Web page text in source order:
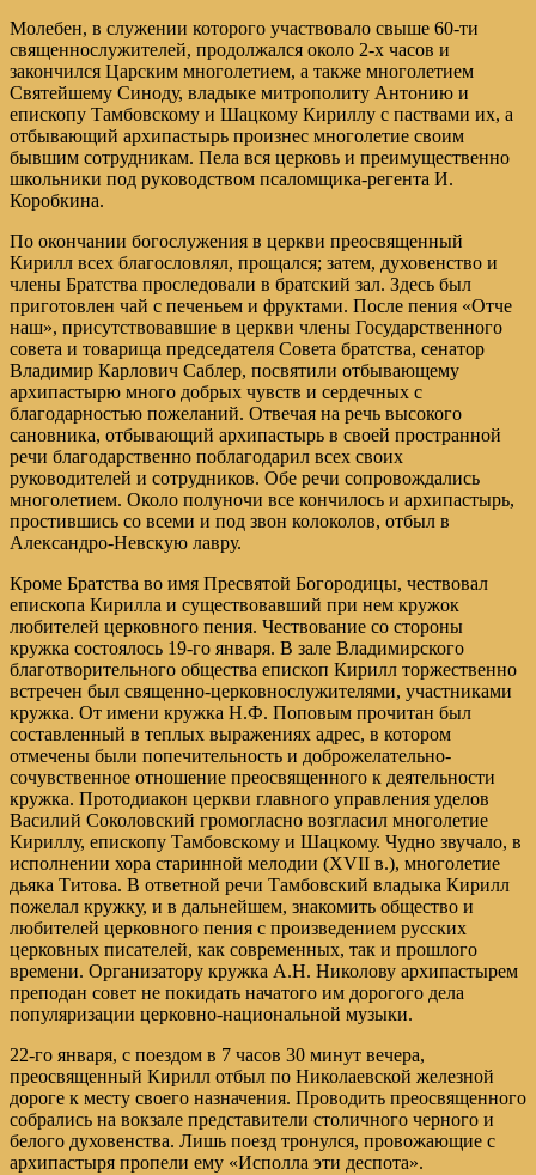
Молебен, в служении которого участвовало свыше 60-ти
священнослужителей, продолжался около 2-х часов и
закончился Царским многолетием, а также многолетием
Святейшему Синоду, владыке митрополиту Антонию и
епископу Тамбовскому и Шацкому Кириллу с паствами их, а
отбывающий архипастырь произнес многолетие своим
бывшим сотрудникам. Пела вся церковь и преимущественно
школьники под руководством псаломщика-регента И.
Коробкина.
По окончании богослужения в церкви преосвященный
Кирилл всех благословлял, прощался; затем, духовенство и
члены Братства проследовали в братский зал. Здесь был
приготовлен чай с печеньем и фруктами. После пения «Отче
наш», присутствовавшие в церкви члены Государственного
совета и товарища председателя Совета братства, сенатор
Владимир Карлович Саблер, посвятили отбывающему
архипастырю много добрых чувств и сердечных с
благодарностью пожеланий. Отвечая на речь высокого
сановника, отбывающий архипастырь в своей пространной
речи благодарственно поблагодарил всех своих
руководителей и сотрудников. Обе речи сопровождались
многолетием. Около полуночи все кончилось и архипастырь,
простившись со всеми и под звон колоколов, отбыл в
Александро-Невскую лавру.
Кроме Братства во имя Пресвятой Богородицы, чествовал
епископа Кирилла и существовавший при нем кружок
любителей церковного пения. Чествование со стороны
кружка состоялось 19-го января. В зале Владимирского
благотворительного общества епископ Кирилл торжественно
встречен был священно-церковнослужителями, участниками
кружка. От имени кружка Н.Ф. Поповым прочитан был
составленный в теплых выражениях адрес, в котором
отмечены были попечительность и доброжелательно-
сочувственное отношение преосвященного к деятельности
кружка. Протодиакон церкви главного управления уделов
Василий Соколовский громогласно возгласил многолетие
Кириллу, епископу Тамбовскому и Шацкому. Чудно звучало, в
исполнении хора старинной мелодии (XVII в.), многолетие
дьяка Титова. В ответной речи Тамбовский владыка Кирилл
пожелал кружку, и в дальнейшем, знакомить общество и
любителей церковного пения с произведением русских
церковных писателей, как современных, так и прошлого
времени. Организатору кружка А.Н. Николову архипастырем
преподан совет не покидать начатого им дорогого дела
популяризации церковно-национальной музыки.
22-го января, с поездом в 7 часов 30 минут вечера,
преосвященный Кирилл отбыл по Николаевской железной
дороге к месту своего назначения. Проводить преосвященного
собрались на вокзале представители столичного черного и
белого духовенства. Лишь поезд тронулся, провожающие с
архипастыря пропели ему «Исполла эти деспота».